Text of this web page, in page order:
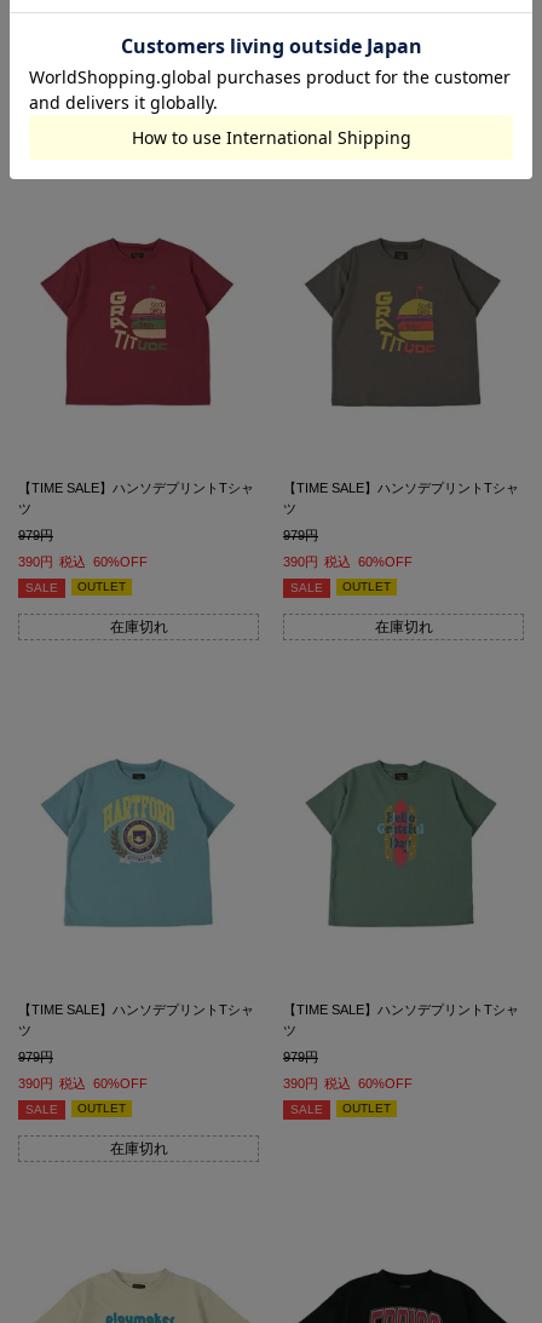
979
60%OFF
在庫切れ
979
390
税込 60%OFF
【TIME SALE】ハンソデプリントTシャ
ツ
979
390
税込 60%OFF
SALE OUTLET
在庫切れ
【TIME SALE】ハンソデプリントTシャ
ツ
979
390
税込 60%OFF
SALE OUTLET
在庫切れ
【TIME SALE】ハンソデプリントTシャ
ツ
979
390
税込 60%OFF
SALE OUTLET
在庫切れ
【TIME SALE】ハンソデプリントTシャ
ツ
979
390
税込 60%OFF
SALE OUTLET